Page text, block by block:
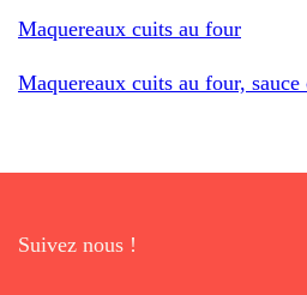
Maquereaux cuits au four
Maquereaux cuits au four, sauce
Suivez nous !